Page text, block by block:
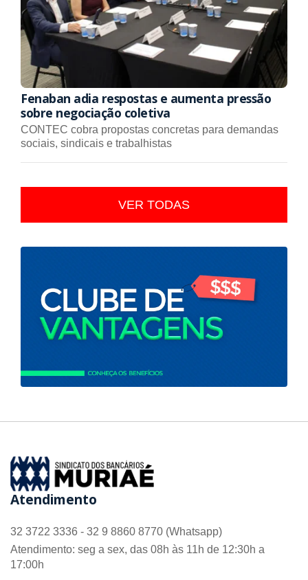
Fenaban adia respostas e aumenta pressão
sobre negociação coletiva
CONTEC cobra propostas concretas para demandas
sociais, sindicais e trabalhistas
VER TODAS
Atendimento
32 3722 3336 - 32 9 8860 8770 (Whatsapp)
Atendimento: seg a sex, das 08h às 11h de 12:30h a
17:00h